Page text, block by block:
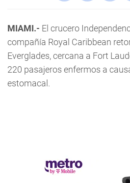
MIAMI.- El crucero
compañía Royal Caribbean
Everglades, cercana a Fort
220 pasajeros enfermos a
estomacal.